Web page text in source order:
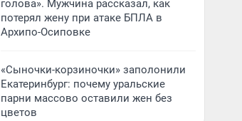
голова». Мужчина рассказал, как
потерял жену при атаке БПЛА в
Архипо-Осиповке
«Сыночки-корзиночки» заполонили
Екатеринбург: почему уральские
парни массово оставили жен без
цветов